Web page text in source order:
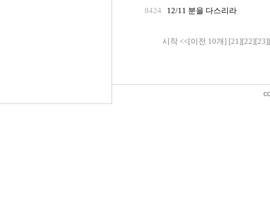
8424
12/11 분을 다스리라
시작 <<[이전 10개] [21][22][23]